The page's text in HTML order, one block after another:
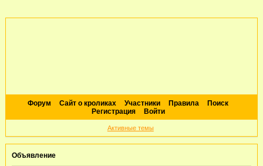
Форум Сайт о кроликах Участники Правила
Поиск
Регистрация
Войти
Активные темы
Объявление